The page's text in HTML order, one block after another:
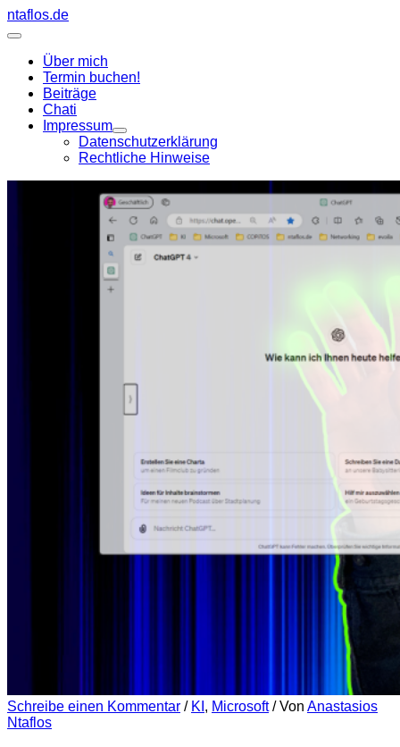
Zum
Inhalt
ntaflos.de
Hauptmenü
Über mich
Termin buchen!
Beiträge
Chati
Impressum
Datenschutzerklärung
Rechtliche Hinweise
Schreibe einen Kommentar / KI , Microsoft/ Von Anastasios
Ntaflos